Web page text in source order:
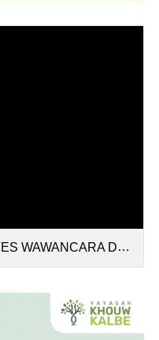
DJITU 2024 (20062024).pdf